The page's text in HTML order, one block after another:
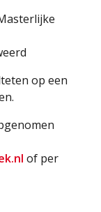
op een
of per